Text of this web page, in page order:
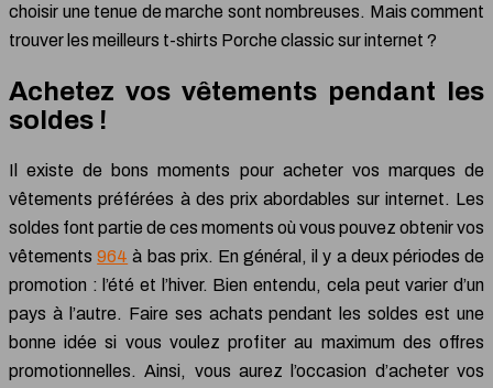
choisir une tenue de marche sont nombreuses. Mais comment
trouver les meilleurs t-shirts Porche classic sur internet ?
Achetez vos vêtements pendant les
soldes !
Il existe de bons moments pour acheter vos marques de
vêtements préférées à des prix abordables sur internet. Les
soldes font partie de ces moments où vous pouvez obtenir vos
vêtements964 à bas prix. En général, il y a deux périodes de
promotion : l’été et l’hiver. Bien entendu, cela peut varier d’un
pays à l’autre. Faire ses achats pendant les soldes est une
bonne idée si vous voulez profiter au maximum des offres
promotionnelles. Ainsi, vous aurez l’occasion d’acheter vos